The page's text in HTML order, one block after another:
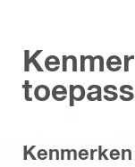
Kenmerken